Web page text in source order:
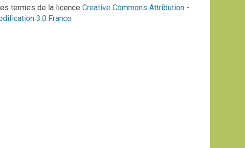
termes de la licence Creative Commons Attribution -
3.0 France.